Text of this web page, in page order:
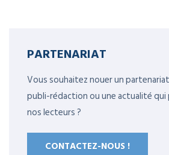
PARTENARIAT
Vous souhaitez nouer un
publi-rédaction ou une actualité
nos lecteurs ?
CONTACTEZ-NOUS !